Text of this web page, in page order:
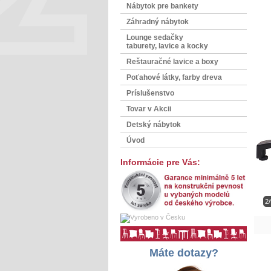
Nábytok pre bankety
Záhradný nábytok
Lounge sedačky
taburety, lavice a kocky
Reštauračné lavice a boxy
Poťahové látky, farby dreva
Príslušenstvo
Tovar v Akcii
Detský nábytok
Úvod
Informácie pre Vás:
Máte dotazy?